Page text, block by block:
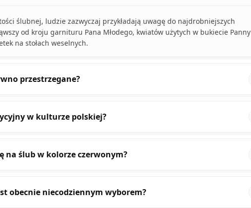
ślubnej, ludzie zazwyczaj przykładają uwagę do najdrobniejszych
od kroju garnituru Pana Młodego, kwiatów użytych w bukiecie Panny
na stołach weselnych.
przestrzegane?
w kulturze polskiej?
na ślub w kolorze czerwonym?
obecnie niecodziennym wyborem?